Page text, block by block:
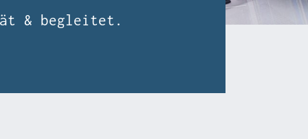
& begleitet.